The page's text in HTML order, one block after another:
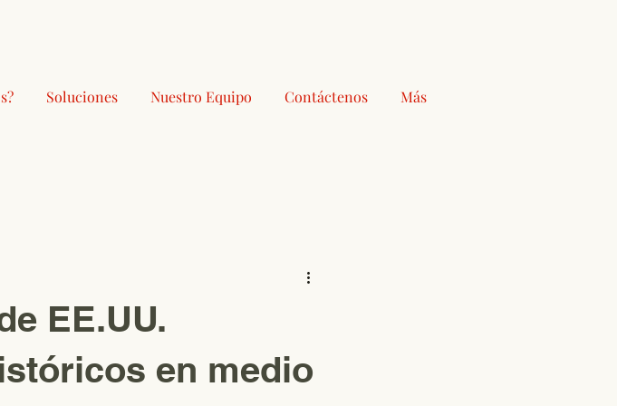
Soluciones Nuestro Equipo Contáctenos Más
EE.UU.
en medio